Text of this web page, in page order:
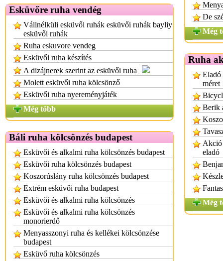
Esküvőre ruha vendég
Vállnélküli esküvői ruhák esküvői ruhák bayliy
esküvői ruhák
Ruha eskuvore vendeg
Esküvői ruha készítés
A dizájnerek szerint az esküvői ruha
Molett esküvői ruha kölcsönző
Esküvői ruha nyereményjáték
Még több
Báli ruha kölcsönzés budapest
Esküvői és alkalmi ruha kölcsönzés budapest
Esküvői ruha kölcsönzés budapest
Koszorúslány ruha kölcsönzés budapest
Extrém esküvői ruha budapest
Esküvői és alkalmi ruha kölcsönzés
Esküvői és alkalmi ruha kölcsönzés
monorierdő
Menyasszonyi ruha és kellékei kölcsönzése
budapest
Esküvő ruha kölcsönzés
De
Még
Ruha
Eladó
méret
Berik
Akció
eladó
Még